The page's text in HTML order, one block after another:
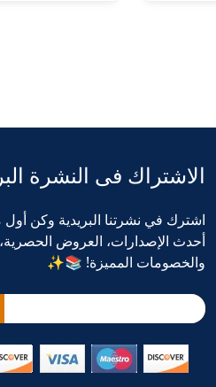
الاشتراك فى النشرة
اشترك في نشرتنا البريدية وكن
أحدث الإصدارات، العروض الحصرية،
والخصومات المميزة! 📚✨